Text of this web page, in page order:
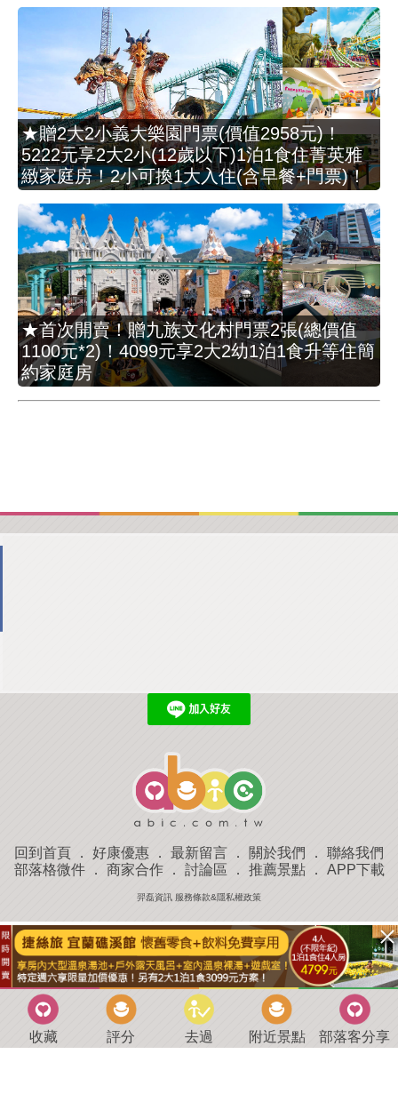
★贈2大2小義大樂園門票(價值2958元)！
5222元享2大2小(12歲以下)1泊1食住菁英雅
緻家庭房！2小可換1大入住(含早餐+門票)！
★首次開賣！贈九族文化村門票2張(總價值
1100元*2)！4099元享2大2幼1泊1食升等住簡
約家庭房
回到首頁 ． 好康優惠 ． 最新留言 ． 關於我們 ． 聯絡我們
部落格微件． 商家合作． 討論區 ． 推薦景點． APP下載
羿磊資訊 服務條款&隱私權政策
收藏 評分 去過 附近景點 部落客分享